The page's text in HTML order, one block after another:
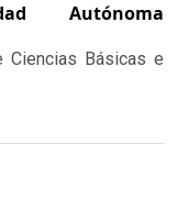
Autónoma
Ciencias Básicas e